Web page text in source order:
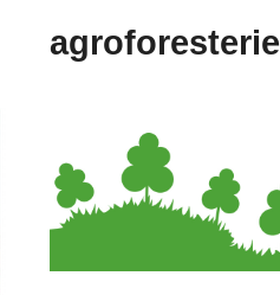
agroforesterie